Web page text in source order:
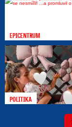
EPICENTRUM
POLITIKA